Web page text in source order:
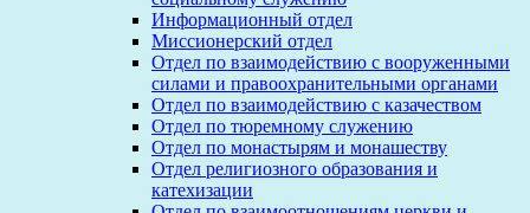
Информационный отдел
Миссионерский отдел
Отдел по взаимодействию с вооруженными
силами и правоохранительными органами
Отдел по взаимодействию с казачеством
Отдел по тюремному служению
Отдел по монастырям и монашеству
Отдел религиозного образования и
катехизации